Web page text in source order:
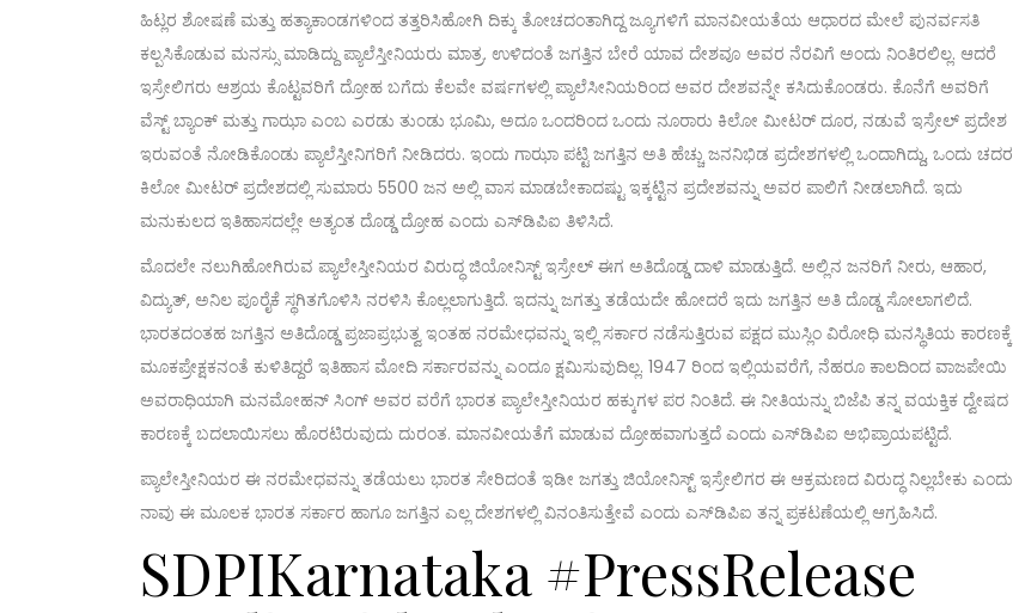
ಹಿಟ್ಲರ ಶೋಷಣೆ ಮತ್ತು ಹತ್ಯಾಕಾಂಡಗಳಿಂದ ತತ್ತರಿಸಿಹೋಗಿ ದಿಕ್ಕು ತೋಚದಂತಾಗಿದ್ದ ಜ್ಯೂಗಳಿಗೆ ಮಾನವೀಯತೆಯ ಆಧಾರದ ಮೇಲೆ ಪುನರ್ವಸತಿ
ಕಲ್ಪಸಿಕೊಡುವ ಮನಸ್ಸು ಮಾಡಿದ್ದು ಪ್ಯಾಲೆಸ್ತೀನಿಯರು ಮಾತ್ರ. ಉಳಿದಂತೆ ಜಗತ್ತಿನ ಬೇರೆ ಯಾವ ದೇಶವೂ ಅವರ ನೆರವಿಗೆ ಅಂದು ನಿಂತಿರಲಿಲ್ಲ. ಆದರೆ
ಇಸ್ರೇಲಿಗರು ಆಶ್ರಯ ಕೊಟ್ಟವರಿಗೆ ದ್ರೋಹ ಬಗೆದು ಕೆಲವೇ ವರ್ಷಗಳಲ್ಲಿ ಪ್ಯಾಲೆಸೀನಿಯರಿಂದ ಅವರ ದೇಶವನ್ನೇ ಕಸಿದುಕೊಂಡರು. ಕೊನೆಗೆ ಅವರಿಗೆ
ವೆಸ್ಟ್ ಬ್ಯಾಂಕ್ ಮತ್ತು ಗಾಝಾ ಎಂಬ ಎರಡು ತುಂಡು ಭೂಮಿ, ಅದೂ ಒಂದರಿಂದ ಒಂದು ನೂರಾರು ಕಿಲೋ ಮೀಟರ್ ದೂರ, ನಡುವೆ ಇಸ್ರೇಲ್ ಪ್ರದೇಶ
ಇರುವಂತೆ ನೋಡಿಕೊಂಡು ಪ್ಯಾಲೆಸ್ತೀನಿಗರಿಗೆ ನೀಡಿದರು. ಇಂದು ಗಾಝಾ ಪಟ್ಟಿ ಜಗತ್ತಿನ ಅತಿ ಹೆಚ್ಚು ಜನನಿಭಿಡ ಪ್ರದೇಶಗಳಲ್ಲಿ ಒಂದಾಗಿದ್ದು, ಒಂದು ಚದರ
ಕಿಲೋ ಮೀಟರ್ ಪ್ರದೇಶದಲ್ಲಿ ಸುಮಾರು 5500 ಜನ ಅಲ್ಲಿ ವಾಸ ಮಾಡಬೇಕಾದಷ್ಟು ಇಕ್ಕಟ್ಟಿನ ಪ್ರದೇಶವನ್ನು ಅವರ ಪಾಲಿಗೆ ನೀಡಲಾಗಿದೆ. ಇದು
ಮನುಕುಲದ ಇತಿಹಾಸದಲ್ಲೇ ಅತ್ಯಂತ ದೊಡ್ಡ ದ್ರೋಹ ಎಂದು ಎಸ್‌ಡಿಪಿಐ ತಿಳಿಸಿದೆ.
ಮೊದಲೇ ನಲುಗಿಹೋಗಿರುವ ಪ್ಯಾಲೇಸ್ತೀನಿಯರ ವಿರುದ್ಧ ಜಿಯೋನಿಸ್ಟ್ ಇಸ್ರೇಲ್ ಈಗ ಅತಿದೊಡ್ಡ ದಾಳಿ ಮಾಡುತ್ತಿದೆ. ಅಲ್ಲಿನ ಜನರಿಗೆ ನೀರು, ಆಹಾರ,
ವಿದ್ಯುತ್, ಅನಿಲ ಪೂರೈಕೆ ಸ್ಥಗಿತಗೊಳಿಸಿ ನರಳಿಸಿ ಕೊಲ್ಲಲಾಗುತ್ತಿದೆ. ಇದನ್ನು ಜಗತ್ತು ತಡೆಯದೇ ಹೋದರೆ ಇದು ಜಗತ್ತಿನ ಅತಿ ದೊಡ್ಡ ಸೋಲಾಗಲಿದೆ.
ಭಾರತದಂತಹ ಜಗತ್ತಿನ ಅತಿದೊಡ್ಡ ಪ್ರಜಾಪ್ರಭುತ್ವ ಇಂತಹ ನರಮೇಧವನ್ನು ಇಲ್ಲಿ ಸರ್ಕಾರ ನಡೆಸುತ್ತಿರುವ ಪಕ್ಷದ ಮುಸ್ಲಿಂ ವಿರೋಧಿ ಮನಸ್ಥಿತಿಯ ಕಾರಣಕ್ಕೆ
ಮೂಕಪ್ರೇಕ್ಷಕನಂತೆ ಕುಳಿತಿದ್ದರೆ ಇತಿಹಾಸ ಮೋದಿ ಸರ್ಕಾರವನ್ನು ಎಂದೂ ಕ್ಷಮಿಸುವುದಿಲ್ಲ. 1947 ರಿಂದ ಇಲ್ಲಿಯವರೆಗೆ, ನೆಹರೂ ಕಾಲದಿಂದ ವಾಜಪೇಯಿ
ಅವರಾಧಿಯಾಗಿ ಮನಮೋಹನ್ ಸಿಂಗ್ ಅವರ ವರೆಗೆ ಭಾರತ ಪ್ಯಾಲೇಸ್ತೀನಿಯರ ಹಕ್ಕುಗಳ ಪರ ನಿಂತಿದೆ. ಈ ನೀತಿಯನ್ನು ಬಿಜೆಪಿ ತನ್ನ ವಯಕ್ತಿಕ ದ್ವೇಷದ
ಕಾರಣಕ್ಕೆ ಬದಲಾಯಿಸಲು ಹೊರಟಿರುವುದು ದುರಂತ. ಮಾನವೀಯತೆಗೆ ಮಾಡುವ ದ್ರೋಹವಾಗುತ್ತದೆ ಎಂದು ಎಸ್‌ಡಿಪಿಐ ಅಭಿಪ್ರಾಯಪಟ್ಟಿದೆ.
ಪ್ಯಾಲೇಸ್ತೀನಿಯರ ಈ ನರಮೇಧವನ್ನು ತಡೆಯಲು ಭಾರತ ಸೇರಿದಂತೆ ಇಡೀ ಜಗತ್ತು ಜಿಯೋನಿಸ್ಟ್ ಇಸ್ರೇಲಿಗರ ಈ ಆಕ್ರಮಣದ ವಿರುದ್ಧ ನಿಲ್ಲಬೇಕು ಎಂದು
ನಾವು ಈ ಮೂಲಕ ಭಾರತ ಸರ್ಕಾರ ಹಾಗೂ ಜಗತ್ತಿನ ಎಲ್ಲ ದೇಶಗಳಲ್ಲಿ ವಿನಂತಿಸುತ್ತೇವೆ ಎಂದು ಎಸ್‌ಡಿಪಿಐ ತನ್ನ ಪ್ರಕಟಣೆಯಲ್ಲಿ ಆಗ್ರಹಿಸಿದೆ.
SDPIKarnataka #PressRelease